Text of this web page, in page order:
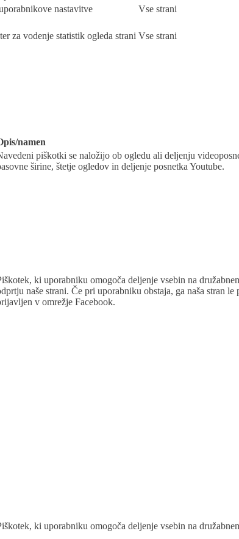
nastavitve
Vse strani
za vodenje statistik ogleda strani Vse strani
namen
piškotki se naložijo ob ogledu ali deljenju
širine, štetje ogledov in deljenje posnetka Youtube.
ki uporabniku omogoča deljenje vsebin na
naše strani. Če pri uporabniku obstaja, ga naša stran
v omrežje Facebook.
ki uporabniku omogoča deljenje vsebin na